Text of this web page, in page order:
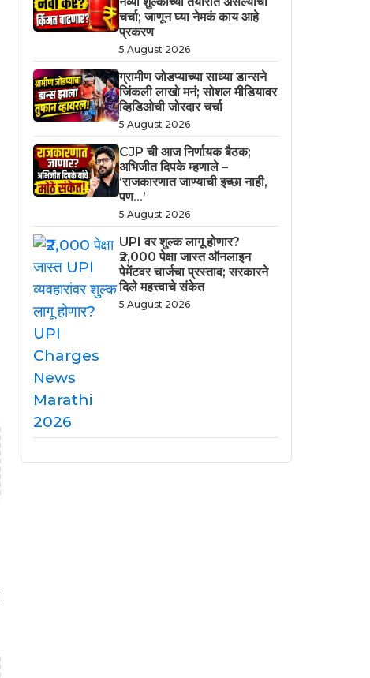
चर्चा; जाणून घ्या नेमकं काय आहे
प्रकरण
5 August 2026
ग्रामीण जोडप्याच्या साध्या डान्सने
जिंकली लाखो मनं; सोशल मीडियावर
व्हिडिओची जोरदार चर्चा
5 August 2026
CJP ची आज निर्णायक बैठक;
अभिजीत दिपके म्हणाले –
‘राजकारणात जाण्याची इच्छा नाही,
पण…’
5 August 2026
UPI वर शुल्क लागू होणार?
₹2,000 पेक्षा जास्त ऑनलाइन
पेमेंटवर चार्जचा प्रस्ताव; सरकारने
दिले महत्त्वाचे संकेत
5 August 2026